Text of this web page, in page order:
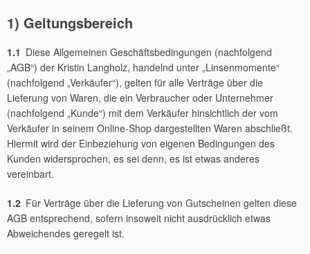
1) Geltungsbereich
1.1 Diese Allgemeinen Geschäftsbedingungen (nachfolgend
„AGB“) der Kristin Langholz, handelnd unter „Linsenmomente“
(nachfolgend „Verkäufer“), gelten für alle Verträge über die
Lieferung von Waren, die ein Verbraucher oder Unternehmer
(nachfolgend „Kunde“) mit dem Verkäufer hinsichtlich der vom
Verkäufer in seinem Online-Shop dargestellten Waren abschließt.
Hiermit wird der Einbeziehung von eigenen Bedingungen des
Kunden widersprochen, es sei denn, es ist etwas anderes
vereinbart.
1.2 Für Verträge über die Lieferung von Gutscheinen gelten diese
AGB entsprechend, sofern insoweit nicht ausdrücklich etwas
Abweichendes geregelt ist.